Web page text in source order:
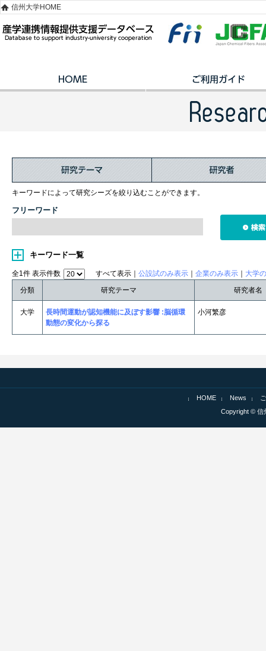
信州大学HOME
キーワードによって研究シーズを絞り込むことができます。
フリーワード
キーワード一覧
全1件 表示件数 すべて表示｜ 公設試のみ表示 企業のみ表示
大学
分類
研究テーマ 研究者名
大学
長時間運動が認知機能に及ぼす影響 :脳循環
動態の変化から探る
小河繁彦
HOME News
Copyright © 信